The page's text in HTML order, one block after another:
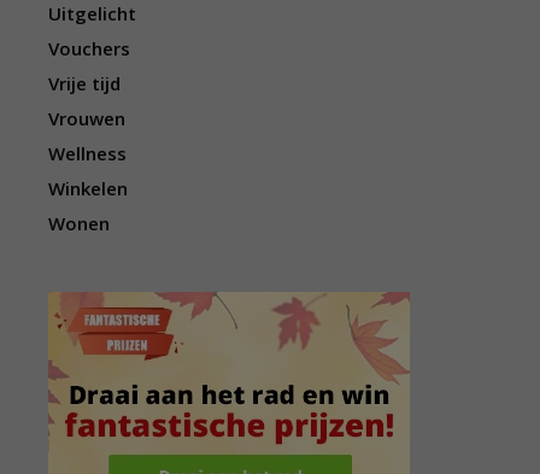
Uitgelicht
Vouchers
Vrije tijd
Vrouwen
Wellness
Winkelen
Wonen